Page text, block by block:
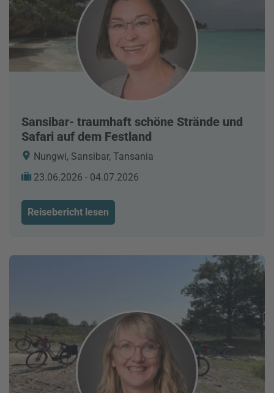
Sansibar- traumhaft schöne Strände und
Safari auf dem Festland
Nungwi, Sansibar, Tansania
23.06.2026 - 04.07.2026
Reisebericht lesen